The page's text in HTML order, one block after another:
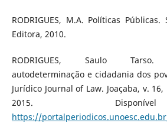
RODRIGUES, M.A. Políticas
Editora, 2010.
RODRIGUES, Saulo Tarso.
autodeterminação e cidadania dos
Jurídico Journal of Law. Joaçaba, v.
2015.
https://